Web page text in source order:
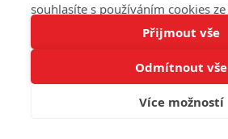
Tato stránka používá soubory
Rozumím
souhlasíte s používáním cookies
stránky a pro tyto účely. Souhlas
odmítnout, ale v takovém případě
nebudou k dispozici některé
Vaše volby souhlasu se budou
tuto webovou stránku. Vaše
Přijmout vše
Odmítnout vše
Více možností